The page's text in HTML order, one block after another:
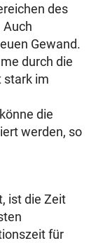
des
Auch
Gewand.
durch die
stark im
die
werden, so
ist die Zeit
für